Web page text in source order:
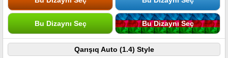
Bu Dizaynı Seç Bu Dizaynı Seç
Qarışıq Auto (1.4) Style